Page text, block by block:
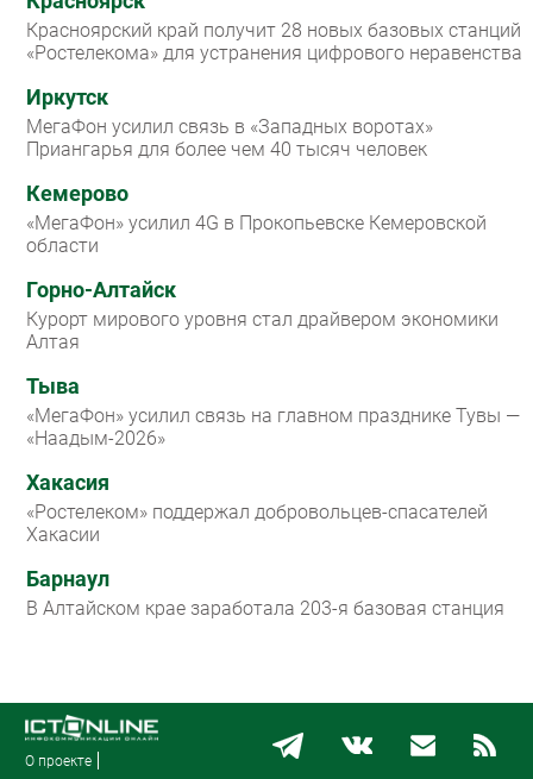
Красноярский край получит 28 новых базовых станций
«Ростелекома» для устранения цифрового неравенства
Иркутск
МегаФон усилил связь в «Западных воротах»
Приангарья для более чем 40 тысяч человек
Кемерово
«МегаФон» усилил 4G в Прокопьевске Кемеровской
области
Горно-Алтайск
Курорт мирового уровня стал драйвером экономики
Алтая
Тыва
«МегаФон» усилил связь на главном празднике Тувы —
«Наадым-2026»
Хакасия
«Ростелеком» поддержал добровольцев-спасателей
Хакасии
Барнаул
В Алтайском крае заработала 203-я базовая станция
О проекте